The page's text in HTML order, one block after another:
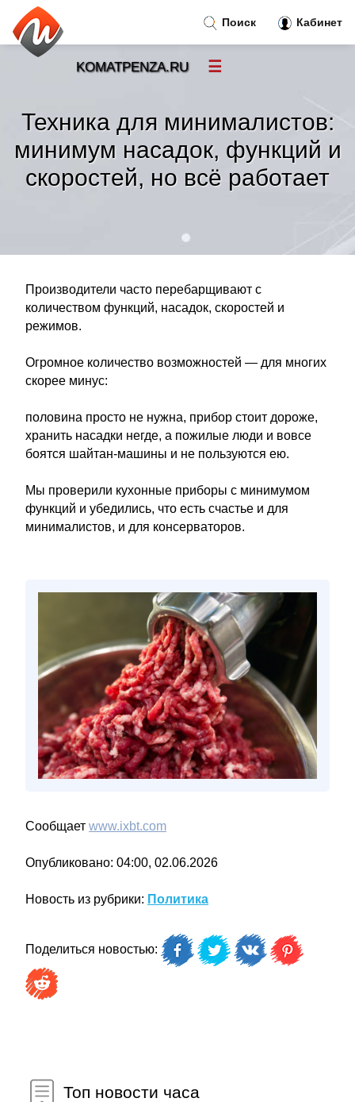
Техника для минималистов:
минимум насадок, функций и
скоростей, но всё работает
Производители часто перебарщивают с
количеством функций, насадок, скоростей и
режимов.
Огромное количество возможностей — для многих
скорее минус:
половина просто не нужна, прибор стоит дороже,
хранить насадки негде, а пожилые люди и вовсе
боятся шайтан-машины и не пользуются ею.
Мы проверили кухонные приборы с минимумом
функций и убедились, что есть счастье и для
минималистов, и для консерваторов.
Сообщает www.ixbt.com
Опубликовано: 04:00, 02.06.2026
Новость из рубрики: Политика
Поделиться новостью:
Топ новости часа
Поиск Кабинет
KOMATPENZA.RU ☰
Новости»
Тренды новостей »
Рубрики»